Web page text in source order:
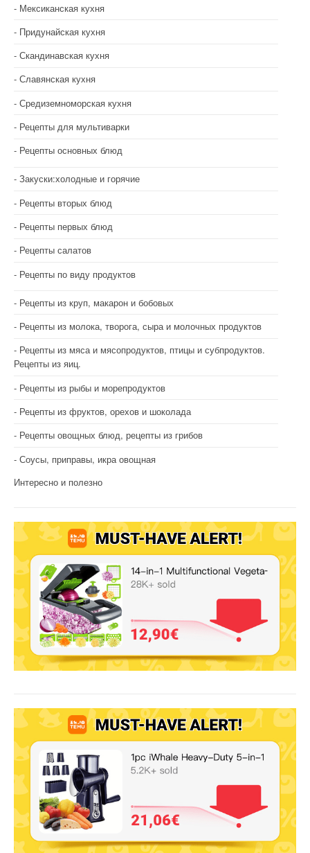
Мексиканская кухня
Придунайская кухня
Скандинавская кухня
Славянская кухня
Средиземноморская кухня
Рецепты для мультиварки
Рецепты основных блюд
Закуски:холодные и горячие
Рецепты вторых блюд
Рецепты первых блюд
Рецепты салатов
Рецепты по виду продуктов
Рецепты из круп, макарон и бобовых
Рецепты из молока, творога, сыра и молочных продуктов
Рецепты из мяса и мясопродуктов, птицы и субпродуктов.
Рецепты из яиц.
Рецепты из рыбы и морепродуктов
Рецепты из фруктов, орехов и шоколада
Рецепты овощных блюд, рецепты из грибов
Соусы, приправы, икра овощная
Интересно и полезно